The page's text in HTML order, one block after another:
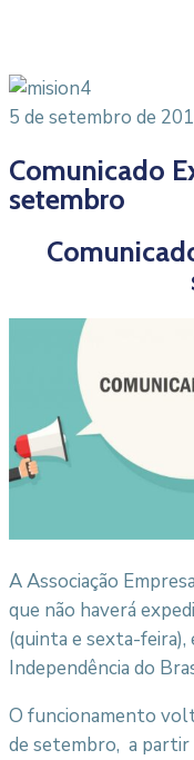
5 de setembro de
Comunicado
setembro
A Associação
que não haverá
(quinta e sexta-feira),
Independência do
O funcionamento
de setembro, a partir